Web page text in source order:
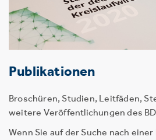
Publikationen
Broschüren, Studien, Leitfäden,
weitere Veröffentlichungen des
Wenn Sie auf der Suche nach